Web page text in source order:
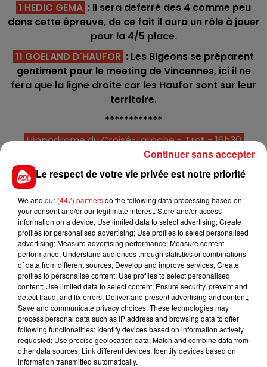
1 HEDIC GEMA : Il sera deferré des 4 comme peu
dans cette épreuve, de ce fait il aura un rôle à jouer
pour la 4/5 place.
11 GOELAND D'HAUFOR : Les Bigeons se préparent
gentiment pour le meeting de Vincennes, ici il ne
fera que la ligne droite car les Haufor sont sur leur
territoire.
************
Hippodrome du Croisé-Laroche - Trot - 16h30
C1 : 4 - 12 - 6 - 7 - 16
C2 : 14 - 15 - 13 -1 - 4
C3 : 12 - 3 - 10 - 13 - 1
C4 : 9 - 5 - 4 - 8 - 6 - 14 (Quarté+)
C5 : 15 - 3 - 6 - 7 - 10
C6 : 5 - 8 - 4 - 13 - 15
C7 : 7 - 2 - 6 - 16 - 8
C8 : 6 - 3 - 12 - 2 - 1
La sélection de la réunion :
409 GREAT ROCK - 503 JANARDAL CLUB - 707 KAMBA
FRO
Le respect de votre vie privée est notre priorité
We and our (447) partnersdo the following data processing based on
your consent and/or our legitimate interest: Store and/or access
information on a device; Use limited data to select advertising; Create
profiles for personalised advertising; Use profiles to select personalised
advertising; Measure advertising performance; Measure content
performance; Understand audiences through statistics or combinations
of data from different sources; Develop and improve services; Create
profiles to personalise content; Use profiles to select personalised
content; Use limited data to select content; Ensure security, prevent and
detect fraud, and fix errors; Deliver and present advertising and content;
Save and communicate privacy choices. These technologies may
process personal data such as IP address and browsing data to offer
following functionalities: Identify devices based on information actively
requested; Use precise geolocation data; Match and combine data from
other data sources; Link different devices; Identify devices based on
information transmitted automatically.
Continuer sans accepter